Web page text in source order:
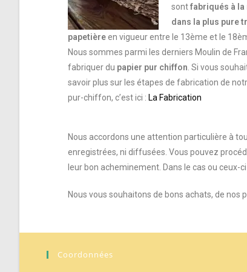
sontfabriqués à la
dans la plus pure
papetièreen vigueur entre le 13ème et le
Nous sommes parmi les derniers Moulin de
fabriquer du papier pur chiffon Si vous
savoir plus sur les étapes de fabrication de
pur-chiffon, c’est ici : La Fabrication
Nous accordons une attention particulière à
enregistrées, ni diffusées. Vous pouvez
leur bon acheminement. Dans le cas ou
Nous vous souhaitons de bons achats, de
Coordonnées